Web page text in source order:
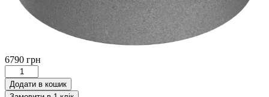
6790 грн
КС15.9ПН
кількість
Додати в кошик